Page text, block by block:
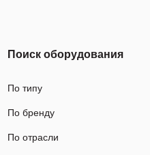
Поиск оборудования
По типу
По бренду
По отрасли